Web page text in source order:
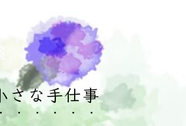
さな手仕事